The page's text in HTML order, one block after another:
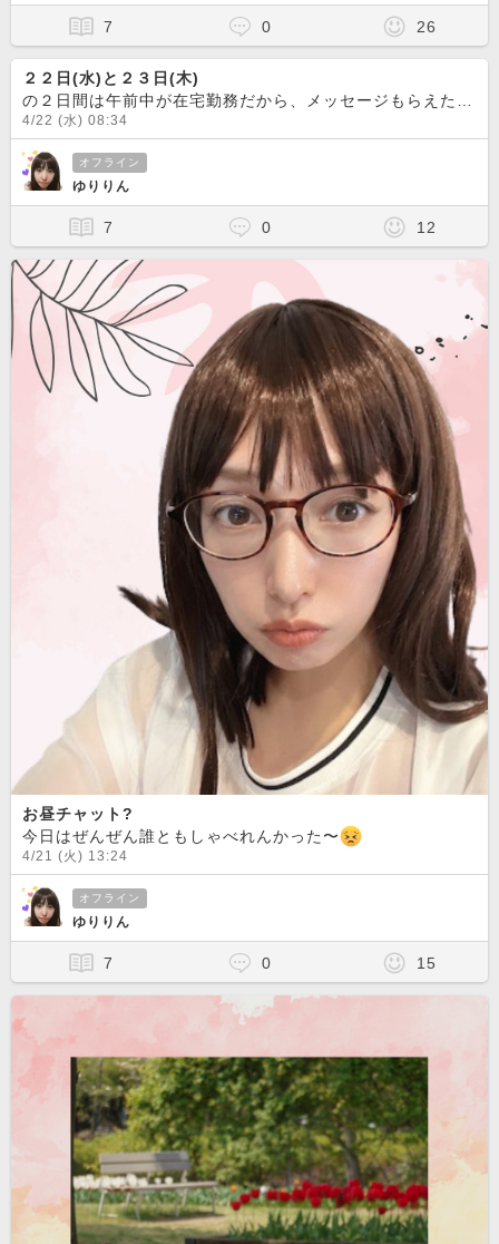
7 0 26
２２日(水)と２３日(木)
4/22 (水) 08:34
オフライン
ゆりりん
7 0 12
お昼チャット?
今日はぜんぜん誰ともしゃべれんかった〜
4/21 (火) 13:24
オフライン
ゆりりん
7 0 15